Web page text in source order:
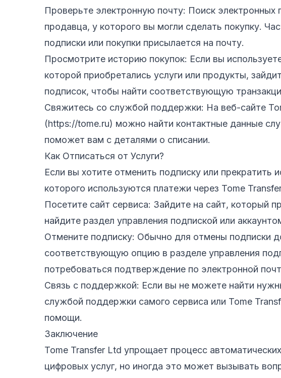
Проверьте электронную почту: Поиск электронных
продавца, у которого вы могли сделать покупку.
подписки или покупки присылается на почту.
Просмотрите историю покупок: Если вы
которой приобретались услуги или продукты,
подписок, чтобы найти соответствующую
Свяжитесь со службой поддержки: На веб-сайте
(https://tome.ru) можно найти контактные данные
поможет вам с деталями о списании.
Как Отписаться от Услуги?
Если вы хотите отменить подписку или прекратить
которого используются платежи через Tome
Посетите сайт сервиса: Зайдите на сайт, который
найдите раздел управления подпиской или
Отмените подписку: Обычно для отмены подписки
соответствующую опцию в разделе управления
потребоваться подтверждение по электронной
Связь с поддержкой: Если вы не можете найти
службой поддержки самого сервиса или Tome
помощи.
Заключение
Tome Transfer Ltd упрощает процесс
цифровых услуг, но иногда это может вызывать